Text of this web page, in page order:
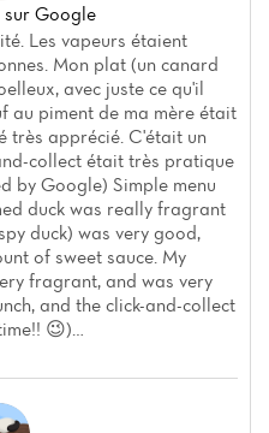
sur Google
Les vapeurs étaient
Mon plat (un canard
avec juste ce qu'il
au piment de ma mère était
très apprécié. C'était un
collect était très pratique
by Google) Simple menu
duck was really fragrant
duck) was very good,
of sweet sauce. My
fragrant, and was very
and the click-and-collect
😉)…